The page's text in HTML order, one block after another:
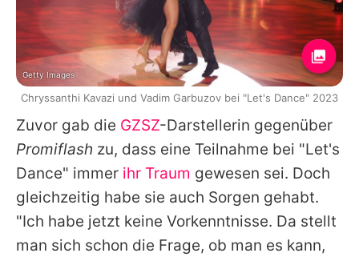
Zuvor gab die GZSZ-Darstellerin gegenüber
Promiflash zu, dass eine Teilnahme bei "Let's
Dance" immer ihr Traum gewesen sei. Doch
gleichzeitig habe sie auch Sorgen gehabt.
"Ich habe jetzt keine Vorkenntnisse. Da stellt
man sich schon die Frage, ob man es kann,
Getty Images
Chryssanthi Kavazi und Vadim Garbuzov bei "Let's Dance" 2023